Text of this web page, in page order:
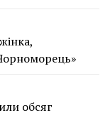
обсяг